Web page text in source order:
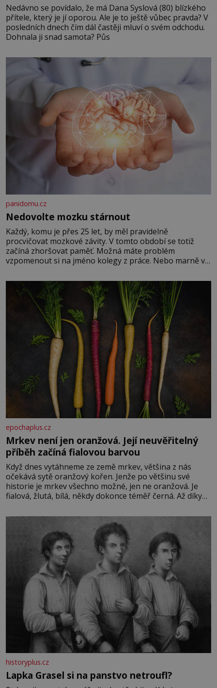
Nedávno se povídalo, že má Dana Syslová (80) blízkého
přítele, který je jí oporou. Ale je to ještě vůbec pravda? V
posledních dnech čím dál častěji mluví o svém odchodu.
Dohnala ji snad samota? Půs
panidomu.cz
Nedovolte mozku stárnout
Každý, komu je přes 25 let, by měl pravidelně
procvičovat mozkové závity. V tomto období se totiž
začíná zhoršovat paměť. Možná máte problém
vzpomenout si na jméno kolegy z práce. Nebo marně v
Je to opravdu tak, s věkem jako kdyby se paměť
rozhodla stávkovat. Cvičte
epochaplus.cz
Mrkev není jen oranžová. Její neuvěřitelný
příběh začíná fialovou barvou
Když dnes vytáhneme ze země mrkev, většina z nás
očekává sytě oranžový kořen. Jenže po většinu své
historie je mrkev všechno možné, jen ne oranžová. Je
fialová, žlutá, bílá, někdy dokonce téměř černá. Až díky
bez které si českou zahradu ani nedokážeme představit.
historyplus.cz
Lapka Grasel si na panstvo netroufl?